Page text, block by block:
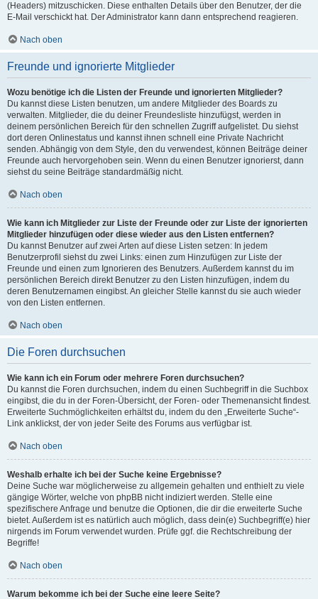
(Headers) mitzuschicken. Diese enthalten Details über den Benutzer, der die
E-Mail verschickt hat. Der Administrator kann dann entsprechend reagieren.
Nach oben
Freunde und ignorierte Mitglieder
Wozu benötige ich die Listen der Freunde und ignorierten Mitglieder?
Du kannst diese Listen benutzen, um andere Mitglieder des Boards zu
verwalten. Mitglieder, die du deiner Freundesliste hinzufügst, werden in
deinem persönlichen Bereich für den schnellen Zugriff aufgelistet. Du siehst
dort deren Onlinestatus und kannst ihnen schnell eine Private Nachricht
senden. Abhängig von dem Style, den du verwendest, können Beiträge deiner
Freunde auch hervorgehoben sein. Wenn du einen Benutzer ignorierst, dann
siehst du seine Beiträge standardmäßig nicht.
Nach oben
Wie kann ich Mitglieder zur Liste der Freunde oder zur Liste der ignorierten
Mitglieder hinzufügen oder diese wieder aus den Listen entfernen?
Du kannst Benutzer auf zwei Arten auf diese Listen setzen: In jedem
Benutzerprofil siehst du zwei Links: einen zum Hinzufügen zur Liste der
Freunde und einen zum Ignorieren des Benutzers. Außerdem kannst du im
persönlichen Bereich direkt Benutzer zu den Listen hinzufügen, indem du
deren Benutzernamen eingibst. An gleicher Stelle kannst du sie auch wieder
von den Listen entfernen.
Nach oben
Die Foren durchsuchen
Wie kann ich ein Forum oder mehrere Foren durchsuchen?
Du kannst die Foren durchsuchen, indem du einen Suchbegriff in die Suchbox
eingibst, die du in der Foren-Übersicht, der Foren- oder Themenansicht findest.
Erweiterte Suchmöglichkeiten erhältst du, indem du den „Erweiterte Suche“-
Link anklickst, der von jeder Seite des Forums aus verfügbar ist.
Nach oben
Weshalb erhalte ich bei der Suche keine Ergebnisse?
Deine Suche war möglicherweise zu allgemein gehalten und enthielt zu viele
gängige Wörter, welche von phpBB nicht indiziert werden. Stelle eine
spezifischere Anfrage und benutze die Optionen, die dir die erweiterte Suche
bietet. Außerdem ist es natürlich auch möglich, dass dein(e) Suchbegriff(e) hier
nirgends im Forum verwendet wurden. Prüfe ggf. die Rechtschreibung der
Begriffe!
Nach oben
Warum bekomme ich bei der Suche eine leere Seite?